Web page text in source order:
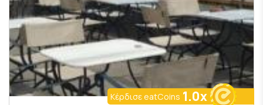
Κέρδισε eatCoins 1.0x